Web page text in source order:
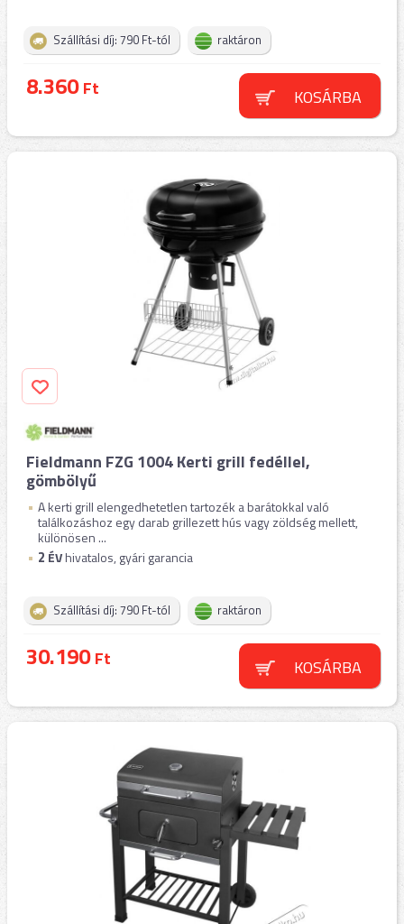
Szállítási díj: 790 Ft-tól raktáron
8.360Ft KOSÁRBA
Fieldmann FZG 1004 Kerti grill fedéllel,
gömbölyű
A kerti grill elengedhetetlen tartozék a barátokkal való
találkozáshoz egy darab grillezett hús vagy zöldség mellett,
különösen ...
2 ÉVhivatalos, gyári garancia
Szállítási díj: 790 Ft-tól raktáron
30.190Ft KOSÁRBA